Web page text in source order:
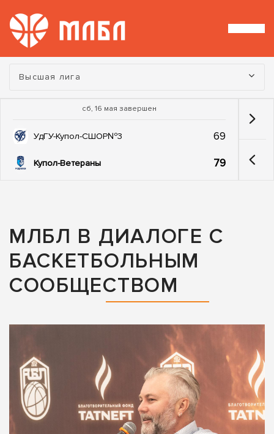
Турнир:
Высшая лига
сб, 16 мая завершен
УдГУ-Купол-СШОР№3 69
Купол-Ветераны 79
МЛБЛ В ДИАЛОГЕ С
БАСКЕТБОЛЬНЫМ
СООБЩЕСТВОМ